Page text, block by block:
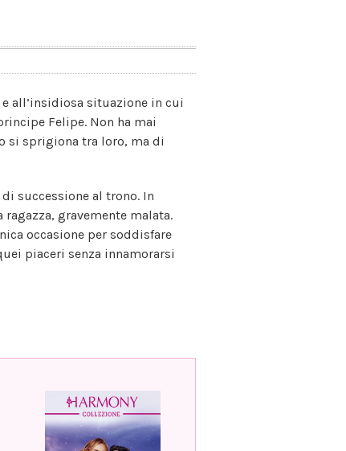
all’insidiosa situazione in cui
Felipe. Non ha mai
si sprigiona tra loro, ma di
successione al trono. In
gravemente malata.
occasione per soddisfare
piaceri senza innamorarsi